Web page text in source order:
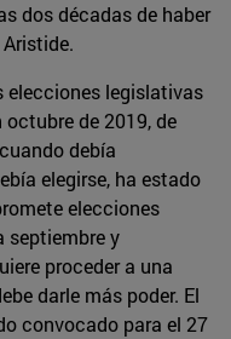
dos décadas de haber
elecciones legislativas
octubre de 2019, de
debía
elegirse, ha estado
elecciones
septiembre y
proceder a una
darle más poder. El
convocado para el 27